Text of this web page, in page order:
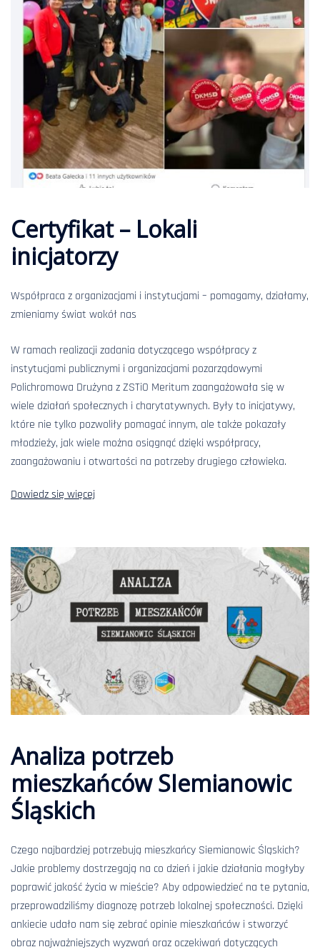
Certyfikat – Lokali
inicjatorzy
Współpraca z organizacjami i instytucjami – pomagamy, działamy,
zmieniamy świat wokół nas
W ramach realizacji zadania dotyczącego współpracy z
instytucjami publicznymi i organizacjami pozarządowymi
Polichromowa Drużyna z ZSTiO Meritum zaangażowała się w
wiele działań społecznych i charytatywnych. Były to inicjatywy,
które nie tylko pozwoliły pomagać innym, ale także pokazały
młodzieży, jak wiele można osiągnąć dzięki współpracy,
zaangażowaniu i otwartości na potrzeby drugiego człowieka.
Dowiedz się więcej
Analiza potrzeb
mieszkańców SIemianowic
Śląskich
Czego najbardziej potrzebują mieszkańcy Siemianowic Śląskich?
Jakie problemy dostrzegają na co dzień i jakie działania mogłyby
poprawić jakość życia w mieście? Aby odpowiedzieć na te pytania,
przeprowadziliśmy diagnozę potrzeb lokalnej społeczności. Dzięki
ankiecie udało nam się zebrać opinie mieszkańców i stworzyć
obraz najważniejszych wyzwań oraz oczekiwań dotyczących